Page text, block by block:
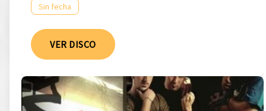
Sin fecha
VER DISCO